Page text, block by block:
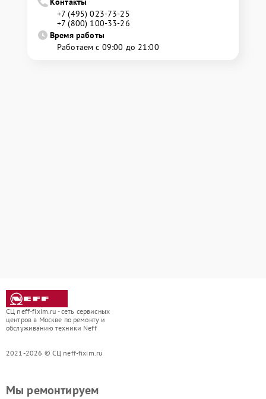
+7 (495) 023-73-25
+7 (800) 100-33-26
Время работы
Работаем с 09:00 до 21:00
СЦ neff-fixim.ru - сеть сервисных
центров в Москве по ремонту и
обслуживанию техники Neff
2021-2026 © СЦ neff-fixim.ru
Мы ремонтируем